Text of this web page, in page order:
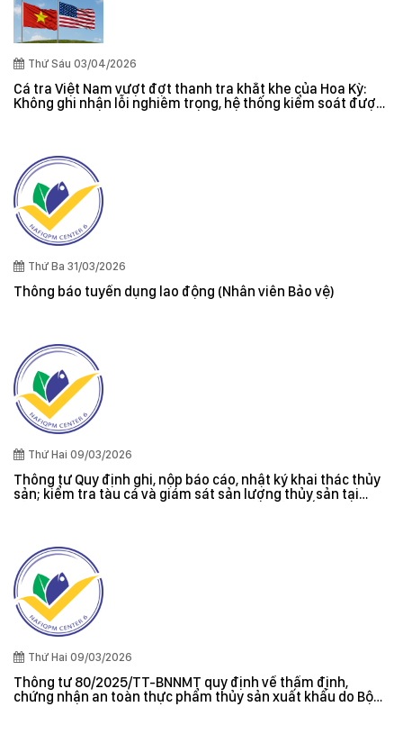
Thứ Sáu 03/04/2026
Cá tra Việt Nam vượt đợt thanh tra khắt khe của Hoa Kỳ:
Không ghi nhận lỗi nghiêm trọng, hệ thống kiểm soát được
Thứ Ba 31/03/2026
Thông báo tuyển dụng lao động (Nhân viên Bảo vệ)
Thứ Hai 09/03/2026
Thông tư Quy định ghi, nộp báo cáo, nhật ký khai thác thủy
sản; kiểm tra tàu cá và giám sát sản lượng thủy sản tại
Thứ Hai 09/03/2026
Thông tư 80/2025/TT-BNNMT quy định về thẩm định,
chứng nhận an toàn thực phẩm thủy sản xuất khẩu do Bộ